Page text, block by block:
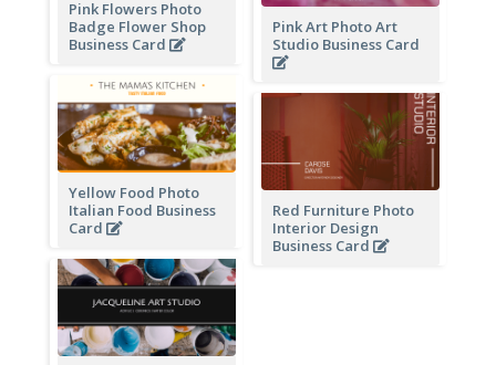
Pink Flowers Photo
Badge Flower Shop
Business Card
Yellow Food Photo
Italian Food Business
Card
Pink Art Photo Art
Studio Business Card
Red Furniture Photo
Interior Design
Business Card